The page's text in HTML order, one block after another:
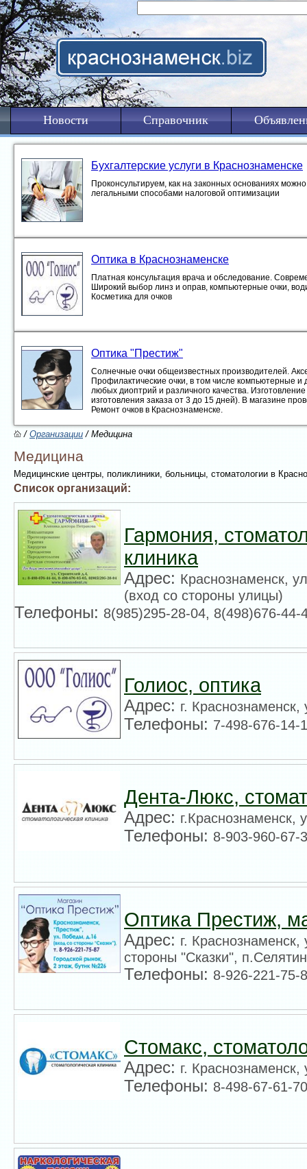
Новости Справочник
Бухгалтерские услуги в Краснознаменске
Проконсультируем, как на законных основаниях
легальными способами налоговой оптимизации
Оптика в Краснознаменске
Платная консультация врача и обследование.
Широкий выбор линз и оправ, компьютерные очки,
Косметика для очков
Оптика "Престиж"
Солнечные очки общеизвестных производителей.
Профилактические очки, в том числе компьютерные
любых диоптрий и различного качества.
изготовления заказа от 3 до 15 дней). В магазине
Ремонт очков в Краснознаменске.
/Организации/ Медицина
Медицина
Медицинские центры, поликлиники, больницы, стоматологии в
Список организаций:
Гармония,
клиника
Адрес:Краснознаменск,
(вход со стороны улицы)
Телефоны:8(985)295-28-04, 8(498)676-44-
Голиос, оптика
Адрес:г.
Телефоны:7-498-676-14-
Дента-Люкс,
Адрес:
Телефоны:8-903-960-67-
Оптика Престиж,
Адрес:г.
стороны "Сказки",
Телефоны:8-926-221-75-
Стомакс,
Адрес:г.
Телефоны:8-498-67-61-